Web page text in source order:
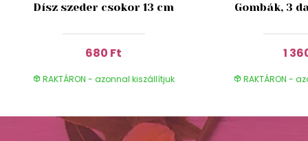
Dísz szeder csokor 13 cm
680 Ft
RAKTÁRON - azonnal kiszállítjuk
Gombák, 3
1
RAKTÁRON -